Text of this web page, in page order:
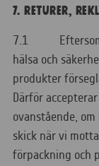
7. RETURER,
7.1 Eftersom
hälsa och
produkter
Därför
ovanstående,
skick när vi
förpackning och